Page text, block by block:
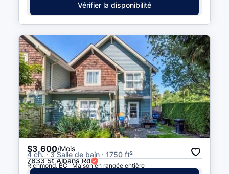
Vérifier la disponibilité
$3,600/Mois
4 ch. · 3 Salle de bain · 1750 ft²
7833 St Albans Rd
Richmond, BC · Maison en rangée entière